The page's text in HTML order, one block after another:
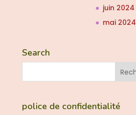
juin 2024
mai 2024
Search
police de confidentialité